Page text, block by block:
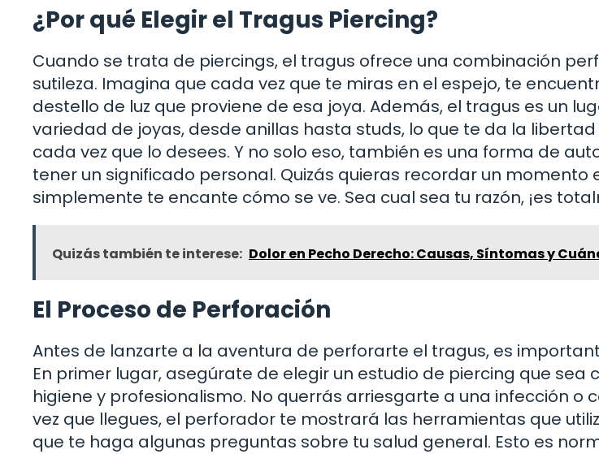
¿Por qué Elegir el Tragus Piercing?
Cuando se trata de piercings, el tragus ofrece una combinación
sutileza. Imagina que cada vez que te miras en el espejo, te
destello de luz que proviene de esa joya. Además, el tragus es un
variedad de joyas, desde anillas hasta studs, lo que te da la
cada vez que lo desees. Y no solo eso, también es una forma de
tener un significado personal. Quizás quieras recordar un momento
simplemente te encante cómo se ve. Sea cual sea tu razón, ¡es
Quizás también te interese: Dolor en Pecho Derecho: Causas, Síntomas y
El Proceso de Perforación
Antes de lanzarte a la aventura de perforarte el tragus, es
En primer lugar, asegúrate de elegir un estudio de piercing que sea
higiene y profesionalismo. No querrás arriesgarte a una infección o
vez que llegues, el perforador te mostrará las herramientas que
que te haga algunas preguntas sobre tu salud general. Esto es